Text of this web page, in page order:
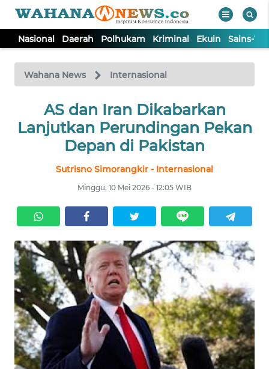
Nasional Daerah Polhukam Kriminal Ekuin Sains-
Wahana News Internasional
AS dan Iran Dikabarkan
Lanjutkan Perundingan Pekan
Depan di Pakistan
Sutrisno Simorangkir - Internasional
Minggu, 10 Mei 2026 - 12:05 WIB
TV
Tutup
NASIONAL
POLHUKAM
KRIMINAL
EKUIN
SAINS-TEKNO
KESEHATAN
INTERNASIONAL